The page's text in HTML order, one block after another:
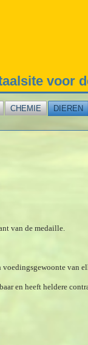
voor
CHEMIE DIEREN
van de medaille.
voedingsgewoonte van
en heeft heldere